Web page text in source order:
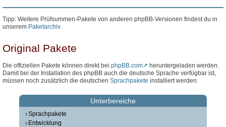
Tipp: Weitere Prüfsummen-Pakete von anderen phpBB-Versionen findest du in
unserem Paketarchiv.
Original Pakete
Die offiziellen Pakete können direkt bei phpBB.com
heruntergeladen werden.
Damit bei der Installation des phpBB auch die deutsche Sprache verfügbar ist,
müssen noch zusätzlich die deutschen Sprachpakete installiert werden.
Unterbereiche
Sprachpakete
Entwicklung